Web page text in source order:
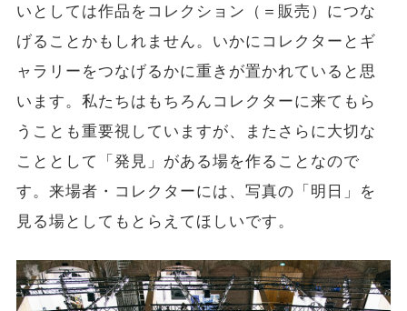
いとしては作品をコレクション（＝販売）につな
げることかもしれません。いかにコレクターとギ
ャラリーをつなげるかに重きが置かれていると思
います。私たちはもちろんコレクターに来てもら
うことも重要視していますが、またさらに大切な
こととして「発見」がある場を作ることなので
す。来場者・コレクターには、写真の「明日」を
見る場としてもとらえてほしいです。